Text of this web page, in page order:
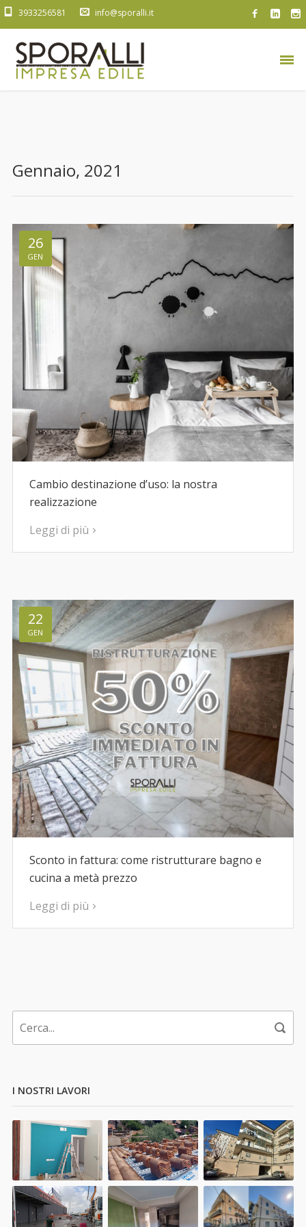
3933256581 info@sporalli.it
Gennaio, 2021
26
GEN
Cambio destinazione d’uso: la nostra
realizzazione
Leggi di più
22
GEN
Sconto in fattura: come ristrutturare bagno e
cucina a metà prezzo
Leggi di più
I NOSTRI LAVORI